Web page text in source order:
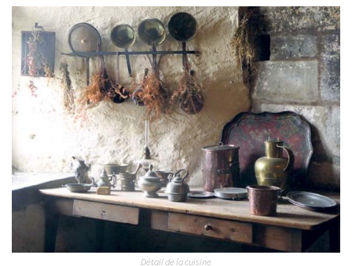
Détail de la cuisine